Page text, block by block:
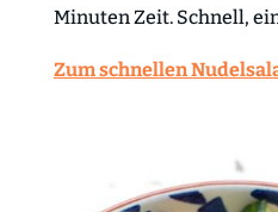
Minuten Zeit. Schnell,
Zum schnellen